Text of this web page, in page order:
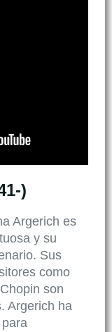
)
Argerich es
y su
Sus
como
son
Argerich ha